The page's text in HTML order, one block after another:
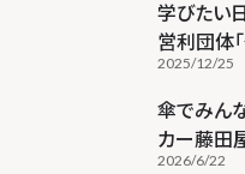
学びたい
営利団体「
2025/12/25
傘でみん
カー藤田
2026/6/22